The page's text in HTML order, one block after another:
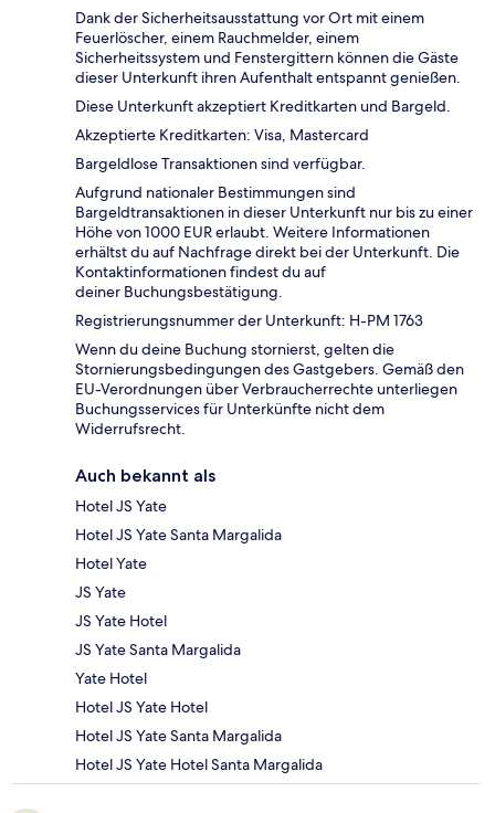
Dank der Sicherheitsausstattung vor Ort mit einem
Feuerlöscher, einem Rauchmelder, einem
Sicherheitssystem und Fenstergittern können die Gäste
dieser Unterkunft ihren Aufenthalt entspannt genießen.
Diese Unterkunft akzeptiert Kreditkarten und Bargeld.
Akzeptierte Kreditkarten: Visa, Mastercard
Bargeldlose Transaktionen sind verfügbar.
Aufgrund nationaler Bestimmungen sind
Bargeldtransaktionen in dieser Unterkunft nur bis zu einer
Höhe von 1000 EUR erlaubt. Weitere Informationen
erhältst du auf Nachfrage direkt bei der Unterkunft. Die
Kontaktinformationen findest du auf
deiner Buchungsbestätigung.
Registrierungsnummer der Unterkunft: H-PM 1763
Wenn du deine Buchung stornierst, gelten die
Stornierungsbedingungen des Gastgebers. Gemäß den
EU-Verordnungen über Verbraucherrechte unterliegen
Buchungsservices für Unterkünfte nicht dem
Widerrufsrecht.
Auch bekannt als
Hotel JS Yate
Hotel JS Yate Santa Margalida
Hotel Yate
JS Yate
JS Yate Hotel
JS Yate Santa Margalida
Yate Hotel
Hotel JS Yate Hotel
Hotel JS Yate Santa Margalida
Hotel JS Yate Hotel Santa Margalida